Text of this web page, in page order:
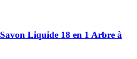
Savon Liquide 18 en 1 Arbre à